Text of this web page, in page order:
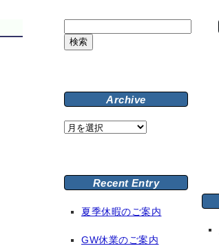
索:
Archive
Archive
Recent Entry
夏季休暇のご案内
GW休業のご案内